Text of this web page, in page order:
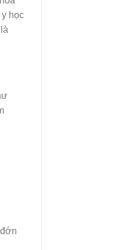
học